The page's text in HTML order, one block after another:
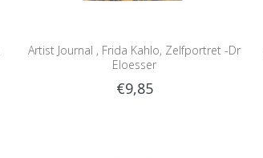
Artist Journal , Frida Kahlo, Zelfportret -Dr
Eloesser
€9,85